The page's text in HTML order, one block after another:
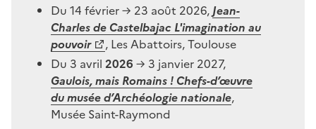
Du 14 février → 23 août 2026, Jean-
Charles de Castelbajac L'imagination au
pouvoir
, Les Abattoirs, Toulouse
Du 3 avril 2026 → 3 janvier 2027,
Gaulois, mais Romains ! Chefs-d’œuvre
du musée d’Archéologie nationale,
Musée Saint-Raymond